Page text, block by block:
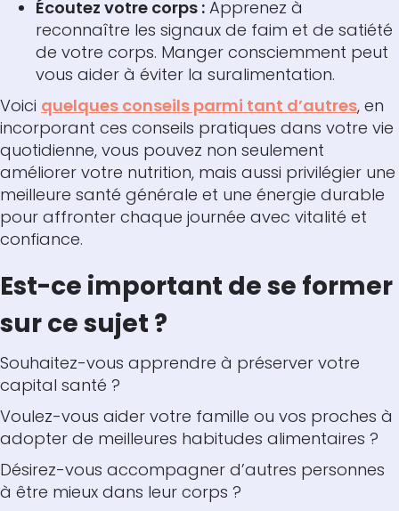
Écoutez votre corps : Apprenez à
reconnaître les signaux de faim et de satiété
de votre corps. Manger consciemment peut
vous aider à éviter la suralimentation.
Voici quelques conseils parmi tant d’autres, en
incorporant ces conseils pratiques dans votre vie
quotidienne, vous pouvez non seulement
améliorer votre nutrition, mais aussi privilégier une
meilleure santé générale et une énergie durable
pour affronter chaque journée avec vitalité et
confiance.
Est-ce important de se former
sur ce sujet ?
Souhaitez-vous apprendre à préserver votre
capital santé ?
Voulez-vous aider votre famille ou vos proches à
adopter de meilleures habitudes alimentaires ?
Désirez-vous accompagner d’autres personnes
à être mieux dans leur corps ?